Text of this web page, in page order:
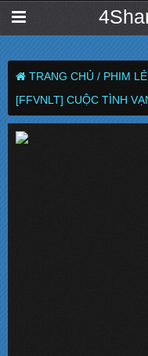
TRANG CHỦ / PHIM
[FFVNLT] CUỘC TÌNH